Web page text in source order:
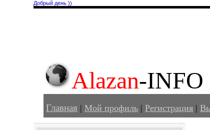
Добрый день ))
Alazan-INFO
Главная |Мой профиль |Регистрация |